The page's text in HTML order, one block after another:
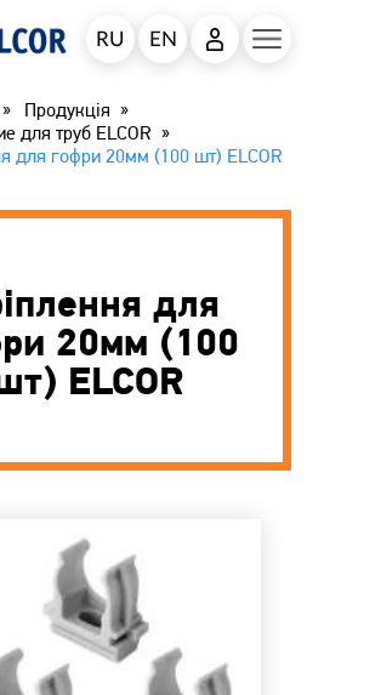
EN
RU
Продукція
для труб ELCOR
для гофри 20мм (100 шт) ELCOR
для
20мм (100
ELCOR